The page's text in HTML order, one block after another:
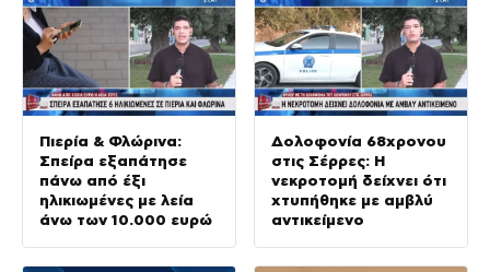
Πιερία & Φλώρινα:
Σπείρα εξαπάτησε
πάνω από έξι
ηλικιωμένες με λεία
άνω των 10.000 ευρώ
Δολοφονία 68χρονου
στις Σέρρες: Η
νεκροτομή δείχνει ότι
χτυπήθηκε με αμβλύ
αντικείμενο